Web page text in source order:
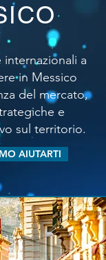
a
in Messico
del mercato,
e
sul territorio.
AIUTARTI